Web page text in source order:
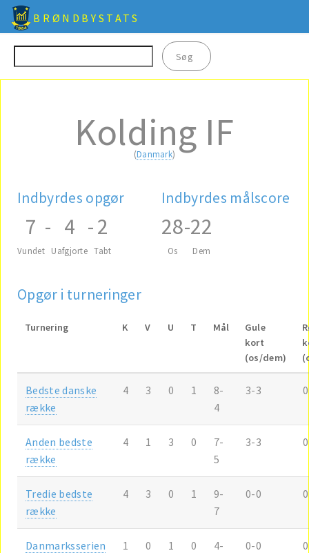
BRØNDBYSTATS
Kolding IF
(Danmark)
Indbyrdes opgør
7
Vundet
- 4
Uafgjorte
-2
Tabt
Indbyrdes målscore
28
Os
-22
Dem
Opgør i turneringer
Turnering K V U T Mål
Gule
kort
(os/dem)
Bedste danske
række
4 3 0 1
8-
4
3-3
Anden bedste
række
4 1 3 0
7-
5
3-3
Tredie bedste
række
4 3 0 1
9-
7
0-0
Danmarksserien
1 0 1 0
4-
0-0